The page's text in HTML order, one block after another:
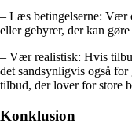
– Læs betingelserne: Vær
eller gebyrer, der kan
– Vær realistisk: Hvis
det sandsynligvis også
tilbud, der lover for store
Konklusion